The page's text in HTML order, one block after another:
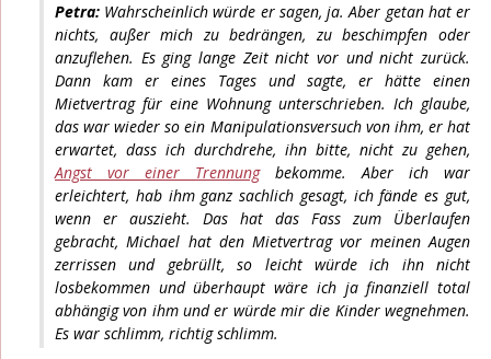
Petra: Wahrscheinlich würde er sagen, ja. Aber getan hat er
nichts, außer mich zu bedrängen, zu beschimpfen oder
anzuflehen. Es ging lange Zeit nicht vor und nicht zurück.
Dann kam er eines Tages und sagte, er hätte einen
Mietvertrag für eine Wohnung unterschrieben. Ich glaube,
das war wieder so ein Manipulationsversuch von ihm, er hat
erwartet, dass ich durchdrehe, ihn bitte, nicht zu gehen,
Angst vor einer Trennungbekomme. Aber ich war
erleichtert, hab ihm ganz sachlich gesagt, ich fände es gut,
wenn er auszieht. Das hat das Fass zum Überlaufen
gebracht, Michael hat den Mietvertrag vor meinen Augen
zerrissen und gebrüllt, so leicht würde ich ihn nicht
losbekommen und überhaupt wäre ich ja finanziell total
abhängig von ihm und er würde mir die Kinder wegnehmen.
Es war schlimm, richtig schlimm.